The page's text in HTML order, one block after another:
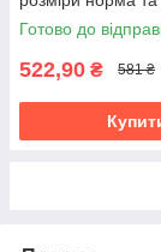
Готово до
522,90 ₴ 581 ₴